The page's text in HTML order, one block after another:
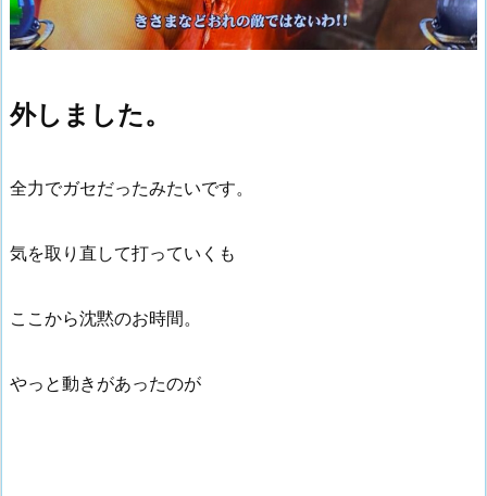
外しました。
全力でガセだったみたいです。
気を取り直して打っていくも
ここから沈黙のお時間。
やっと動きがあったのが